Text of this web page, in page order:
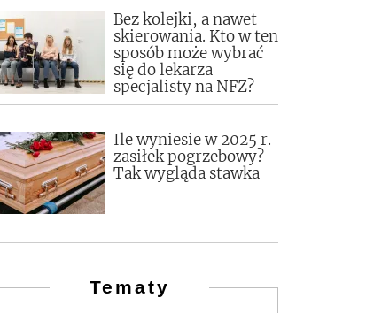
Bez kolejki, a nawet
skierowania. Kto w ten
sposób może wybrać
się do lekarza
specjalisty na NFZ?
Ile wyniesie w 2025 r.
zasiłek pogrzebowy?
Tak wygląda stawka
Tematy